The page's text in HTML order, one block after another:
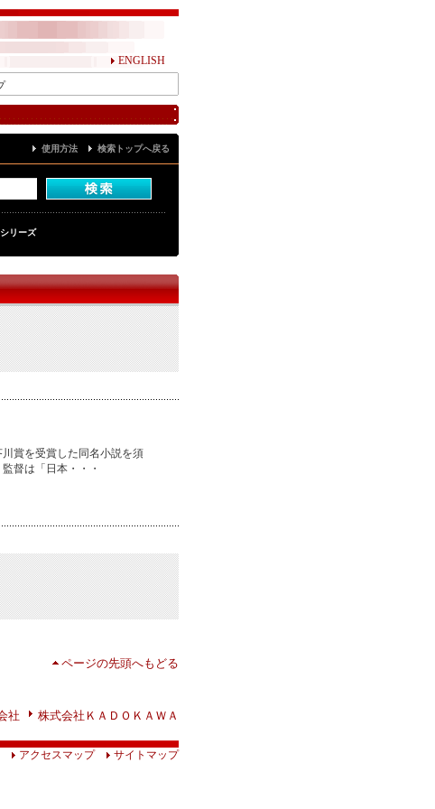
ENGLISH
使用方法 検索トップへ戻る
シリーズ
賞を受賞した同名小説を須
督は「日本・・・
ページの先頭へもどる
社 株式会社ＫＡＤＯＫＡＷＡ
アクセスマップ サイトマップ